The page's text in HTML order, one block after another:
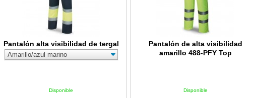
Pantalón alta visibilidad de tergal
Disponible
Pantalón de alta visibilidad
amarillo 488-PFY Top
Disponible